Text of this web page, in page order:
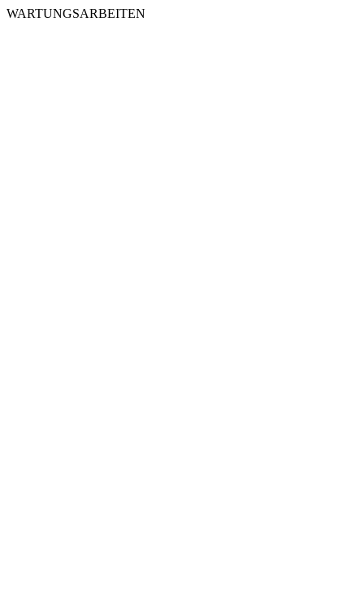
WARTUNGSARBEITEN